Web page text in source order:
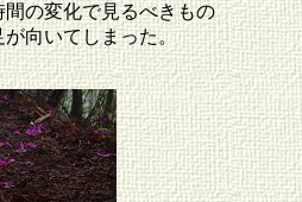
の変化で見るべきもの
向いてしまった。